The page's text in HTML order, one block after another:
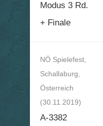
Modus 3 Rd.
+ Finale
NÖ Spielefest,
Schallaburg,
Österreich
(30.11.2019)
A-3382